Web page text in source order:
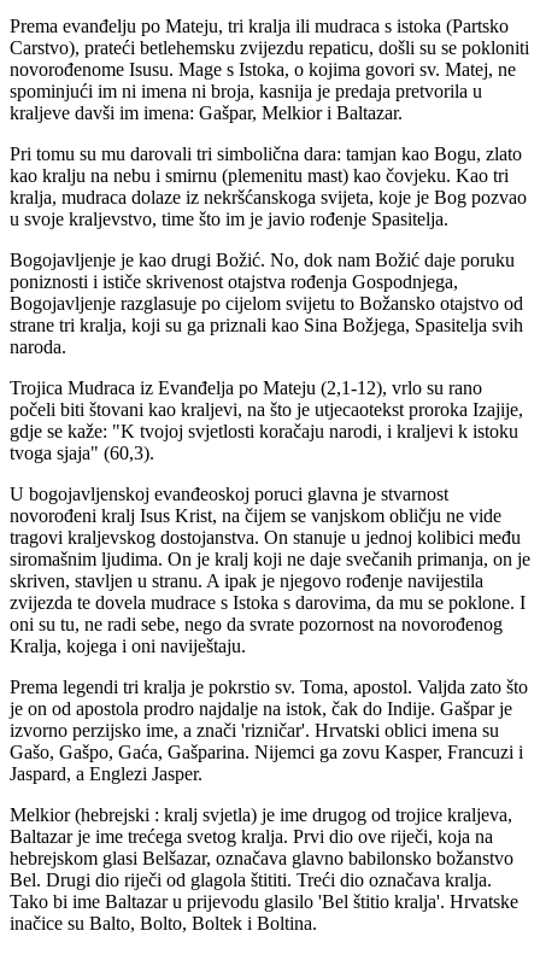
Prema evanđelju po Mateju, tri kralja ili mudraca s istoka (Partsko
Carstvo), prateći betlehemsku zvijezdu repaticu, došli su se pokloniti
novorođenome Isusu. Mage s Istoka, o kojima govori sv. Matej, ne
spominjući im ni imena ni broja, kasnija je predaja pretvorila u
kraljeve davši im imena: Gašpar, Melkior i Baltazar.
Pri tomu su mu darovali tri simbolična dara: tamjan kao Bogu, zlato
kao kralju na nebu i smirnu (plemenitu mast) kao čovjeku. Kao tri
kralja, mudraca dolaze iz nekršćanskoga svijeta, koje je Bog pozvao
u svoje kraljevstvo, time što im je javio rođenje Spasitelja.
Bogojavljenje je kao drugi Božić. No, dok nam Božić daje poruku
poniznosti i ističe skrivenost otajstva rođenja Gospodnjega,
Bogojavljenje razglasuje po cijelom svijetu to Božansko otajstvo od
strane tri kralja, koji su ga priznali kao Sina Božjega, Spasitelja svih
naroda.
Trojica Mudraca iz Evanđelja po Mateju (2,1-12), vrlo su rano
počeli biti štovani kao kraljevi, na što je utjecaotekst proroka Izajije,
gdje se kaže: "K tvojoj svjetlosti koračaju narodi, i kraljevi k istoku
tvoga sjaja" (60,3).
U bogojavljenskoj evanđeoskoj poruci glavna je stvarnost
novorođeni kralj Isus Krist, na čijem se vanjskom obličju ne vide
tragovi kraljevskog dostojanstva. On stanuje u jednoj kolibici među
siromašnim ljudima. On je kralj koji ne daje svečanih primanja, on je
skriven, stavljen u stranu. A ipak je njegovo rođenje navijestila
zvijezda te dovela mudrace s Istoka s darovima, da mu se poklone. I
oni su tu, ne radi sebe, nego da svrate pozornost na novorođenog
Kralja, kojega i oni naviještaju.
Prema legendi tri kralja je pokrstio sv. Toma, apostol. Valjda zato što
je on od apostola prodro najdalje na istok, čak do Indije. Gašpar je
izvorno perzijsko ime, a znači 'rizničar'. Hrvatski oblici imena su
Gašo, Gašpo, Gaća, Gašparina. Nijemci ga zovu Kasper, Francuzi i
Jaspard, a Englezi Jasper.
Melkior (hebrejski : kralj svjetla) je ime drugog od trojice kraljeva,
Baltazar je ime trećega svetog kralja. Prvi dio ove riječi, koja na
hebrejskom glasi Belšazar, označava glavno babilonsko božanstvo
Bel. Drugi dio riječi od glagola štititi. Treći dio označava kralja.
Tako bi ime Baltazar u prijevodu glasilo 'Bel štitio kralja'. Hrvatske
inačice su Balto, Bolto, Boltek i Boltina.